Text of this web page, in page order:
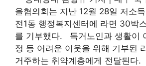
을협의회는 지난 12월 28일 저소
전1동 행정복지센터에 라면 30박
를 기부했다. 독거노인과 생활이
정 등 어려운 이웃을 위해 기부된
거주하는 취약계층에게 전달된다